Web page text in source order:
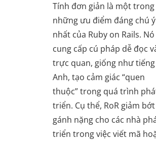
Tính đơn giản là một trong
những ưu điểm đáng chú ý
nhất của Ruby on Rails. Nó
cung cấp cú pháp dễ đọc
trực quan, giống như tiếng
Anh, tạo cảm giác “quen
thuộc” trong quá trình
triển. Cụ thể, RoR giảm bớt
gánh nặng cho các nhà
triển trong việc viết mã